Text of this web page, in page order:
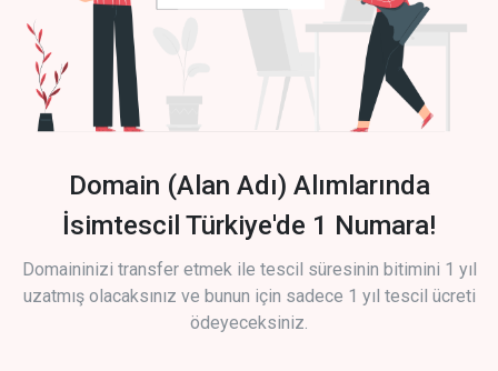
Domain (Alan Adı) Alımlarında
İsimtescil Türkiye'de 1 Numara!
Domaininizi transfer etmek ile tescil süresinin bitimini 1 yıl
uzatmış olacaksınız ve bunun için sadece 1 yıl tescil ücreti
ödeyeceksiniz.